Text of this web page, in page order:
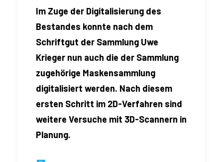
Im Zuge der Digitalisierung des
Bestandes konnte nach dem
Schriftgut der Sammlung Uwe
Krieger nun auch die der Sammlung
zugehörige Maskensammlung
digitalisiert werden. Nach diesem
ersten Schritt im 2D-Verfahren sind
weitere Versuche mit 3D-Scannern in
Planung.